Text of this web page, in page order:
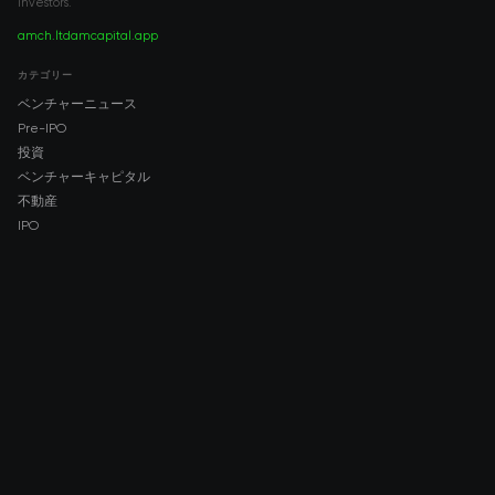
amch.ltdamcapital.app
カテゴリー
ベンチャーニュース
Pre-IPO
投資
ベンチャーキャピタル
不動産
IPO